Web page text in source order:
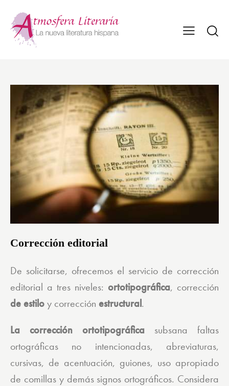
Corrección editorial
De solicitarse, ofrecemos el servicio de corrección
editorial a tres niveles: ortotipográfica, corrección
de estiloy corrección estructural.
La corrección ortotipográfica subsana faltas
ortográficas no intencionadas, abreviaturas,
cursivas, de acentuación, guiones, uso apropiado
de comillas y demás signos ortográficos. Considera